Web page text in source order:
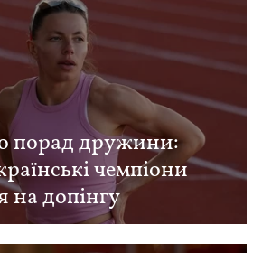
порад дружини:
чемпіони
на допінгу